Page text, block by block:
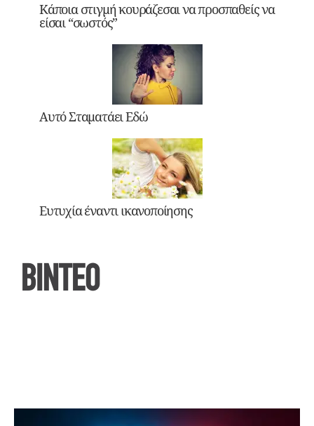
Κάποια στιγμή κουράζεσαι να προσπαθείς να
είσαι “σωστός”
Αυτό Σταματάει Εδώ
Ευτυχία έναντι ικανοποίησης
ΒΙΝΤΕΟ